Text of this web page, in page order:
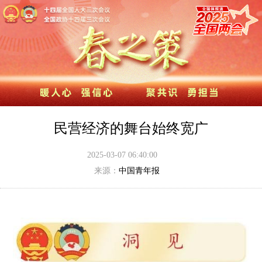
民营经济的舞台始终宽广
2025-03-07 06:40:00
来源： 中国青年报